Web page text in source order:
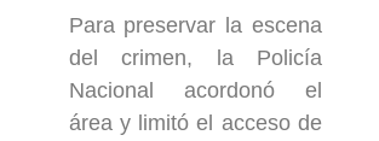
Para preservar la escena
del crimen, la Policía
Nacional acordonó el
área y limitó el acceso de